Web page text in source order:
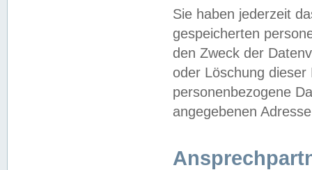
Sie haben jederzeit
gespeicherten
den Zweck der
oder Löschung
personenbezogene
angegebenen